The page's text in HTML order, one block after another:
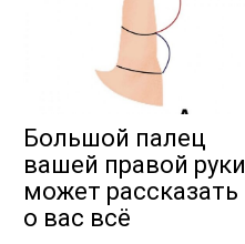
Большой палец
вашей правой руки
может рассказать
о вас всё